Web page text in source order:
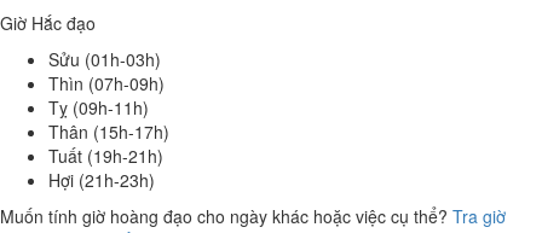
Giờ Hắc đạo
Sửu (01h-03h)
Thìn (07h-09h)
Tỵ (09h-11h)
Thân (15h-17h)
Tuất (19h-21h)
Hợi (21h-23h)
Muốn tính giờ hoàng đạo cho ngày khác hoặc việc cụ thể? Tra giờ